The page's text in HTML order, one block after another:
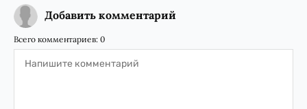
Добавить комментарий
Всего комментариев: 0